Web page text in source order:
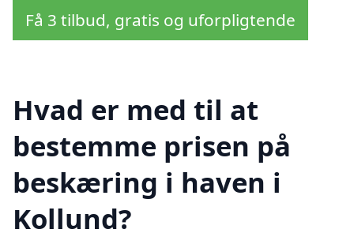
Få 3 tilbud, gratis og uforpligtende
Hvad er med til at
bestemme prisen på
beskæring i haven i
Kollund?